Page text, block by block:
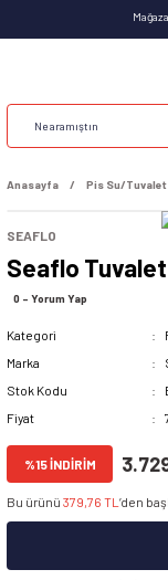
Anasayfa Pis Su/Tuvalet
SEAFLO
Seaflo Tuvalet
0 - Yorum Yap
Kategori
Marka
Stok Kodu
Fiyat
%15 İNDİRİM
Bu ürünü 379,76 TL ’den